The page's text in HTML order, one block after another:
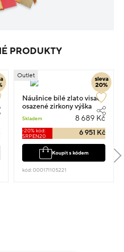
PRODUKTY
sleva
20%
Outlet
Náušnice bílé zlato visací
osazené zirkony výška
Skladem 8 689 Kč
-20% kód:
SRPEN20
6 951 Kč
Koupit s kódem
kód: 000171105221